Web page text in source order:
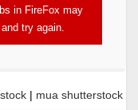
in FireFox may
try again.
| mua shutterstock